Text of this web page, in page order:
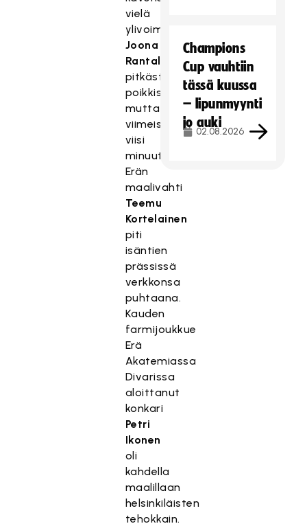
vielä
ylivoimalla
Joona
Rantalan
pitkästä
poikkisyötöstä,
mutta
viimeiset
viisi
minuuttia
Erän
maalivahti
Teemu
Kortelainen
piti
isäntien
prässissä
verkkonsa
puhtaana.
Kauden
farmijoukkue
Erä
Akatemiassa
Divarissa
aloittanut
konkari
Petri
Ikonen
oli
kahdella
maalillaan
helsinkiläisten
tehokkain.
Champions
Cup vauhtiin
tässä kuussa
– lipunmyynti
jo auki
02.08.2026